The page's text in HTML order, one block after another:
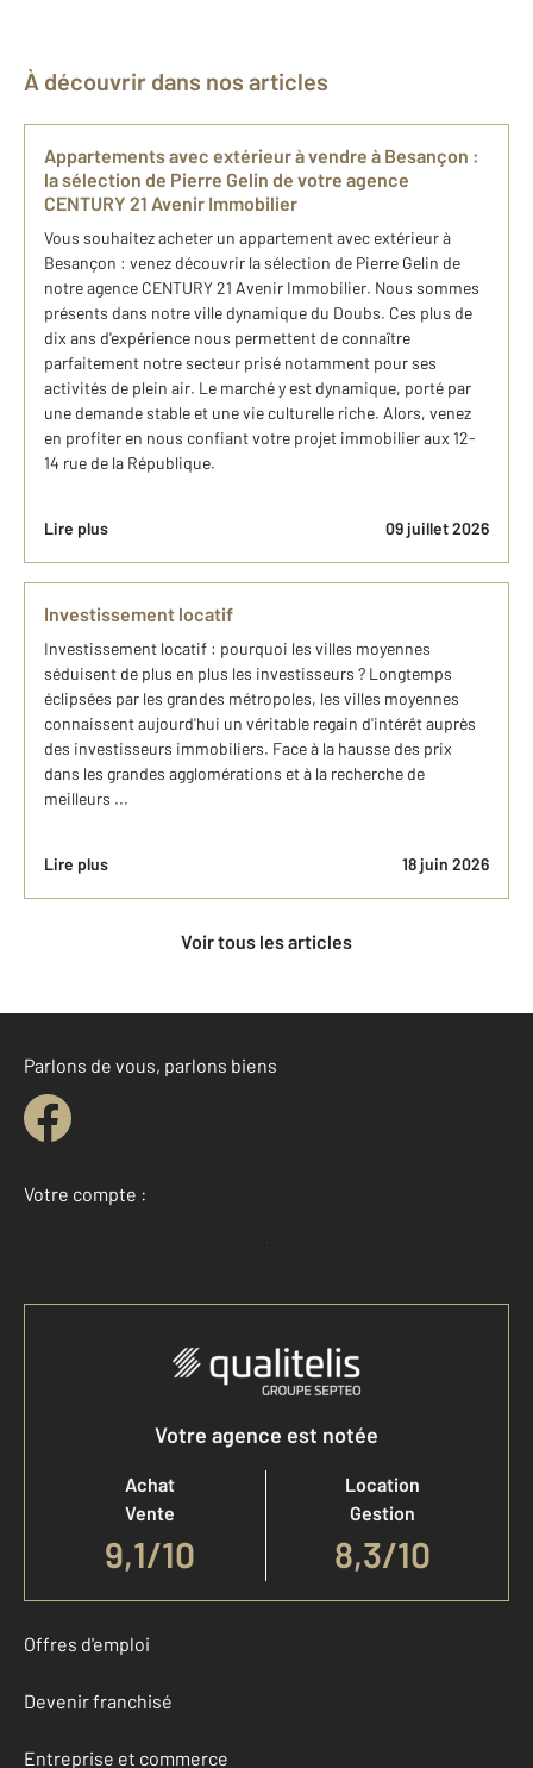
À découvrir dans nos articles
​Appartements avec extérieur​ à vendre à Besançon : ​
la sélection de Pierre Gelin de votre agence
CENTURY 21 Avenir Immobilier
​Vous souhaitez acheter un appartement avec extérieur​ à
Besançon : venez découvrir ​la sélection de Pierre Gelin de
notre agence CENTURY 21 Avenir Immobilier. Nous sommes
présents dans notre ville dynamique du Doubs. Ces plus de
dix ans d'expérience nous permettent de connaître
parfaitement notre secteur prisé notamment pour ses
activités de plein air. Le marché y est dynamique, porté par
une demande stable et une vie culturelle riche. Alors, venez
en profiter en nous confiant votre projet immobilier aux 12-
14 rue de la République.
Lire plus 09 juillet 2026
Investissement locatif
Investissement locatif : pourquoi les villes moyennes
séduisent de plus en plus les investisseurs ? Longtemps
éclipsées par les grandes métropoles, les villes moyennes
connaissent aujourd'hui un véritable regain d'intérêt auprès
des investisseurs immobiliers. Face à la hausse des prix
dans les grandes agglomérations et à la recherche de
meilleurs ...
Lire plus 18 juin 2026
Voir tous les articles
Parlons de vous, parlons biens
Votre compte :
Accéder à mon compte
Votre agence est notée
Achat
Vente
9,1/10
Location
Gestion
8,3/10
Offres d'emploi
Devenir franchisé
Entreprise et commerce